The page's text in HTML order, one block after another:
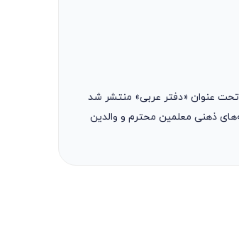
عنوان «دفتر عربی» منتشر شد
ذهنی معلمین محترم و والدین